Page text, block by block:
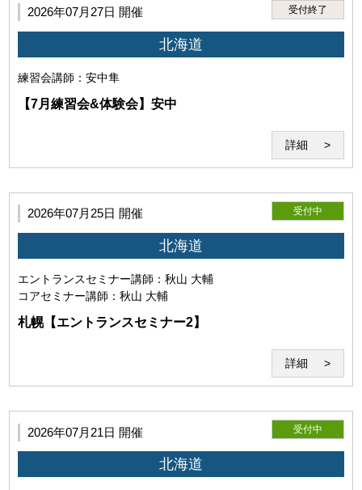
「Zoom」を用いた本サービスのシステムを指すものとしま
す。 当研究所が必要と判断した場合は、セミナーシステムを
変更することがあります。
2026年07月27日 開催 受付終了
北海道
練習会講師：安中隼
【7月練習会&体験会】安中
詳細
2026年07月25日 開催 受付中
北海道
エントランスセミナー講師：秋山 大輔
コアセミナー講師：秋山 大輔
札幌【エントランスセミナー2】
詳細
2026年07月21日 開催 受付中
北海道